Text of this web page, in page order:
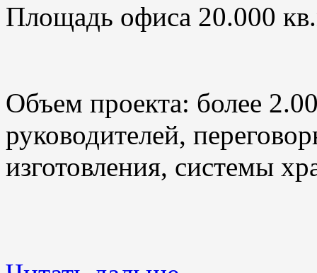
Площадь офиса 20.000
Объем проекта: более
руководителей,
изготовления, системы